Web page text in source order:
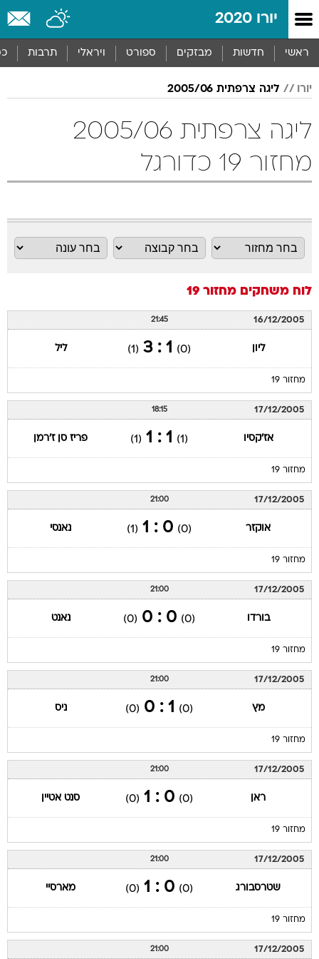
יורו 2020
ראשי חדשות מבזקים ספורט ויראלי תרבות
יורו ליגה צרפתית 2005/06
ליגה צרפתית 2005/06
מחזור 19 כדורגל
לוח משחקים מחזור 19
16/12/2005
21:45
ליון (0)
1 : 3
(1) ליל
מחזור 19
17/12/2005
18:15
אז'קסיו (1)
1 : 1
(1) פריז סן ז'רמן
מחזור 19
17/12/2005
21:00
אוקזר (0)
0 : 1
(1) נאנסי
מחזור 19
17/12/2005
21:00
בורדו (0)
0 : 0
(0) נאנט
מחזור 19
17/12/2005
21:00
מץ (0)
1 : 0
(0) ניס
מחזור 19
17/12/2005
21:00
ראן (0)
0 : 1
(0) סנט אטיין
מחזור 19
17/12/2005
21:00
שטרסבורג (0)
0 : 1
(0) מארסיי
מחזור 19
17/12/2005
21:00